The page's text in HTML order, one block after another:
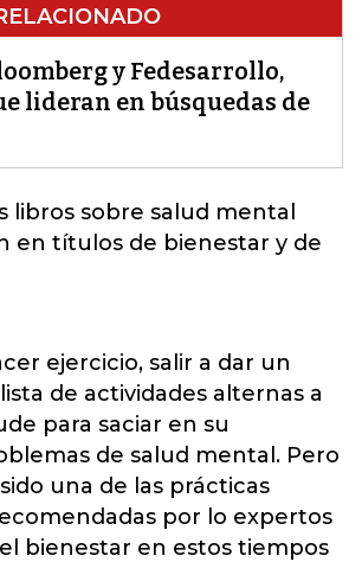
y Fedesarrollo,
lideran en búsquedas de
libros sobre salud mental
en títulos de bienestar y de
ejercicio, salir a dar un
de actividades alternas a
para saciar en su
de salud mental. Pero
una de las prácticas
por lo expertos
bienestar en estos tiempos